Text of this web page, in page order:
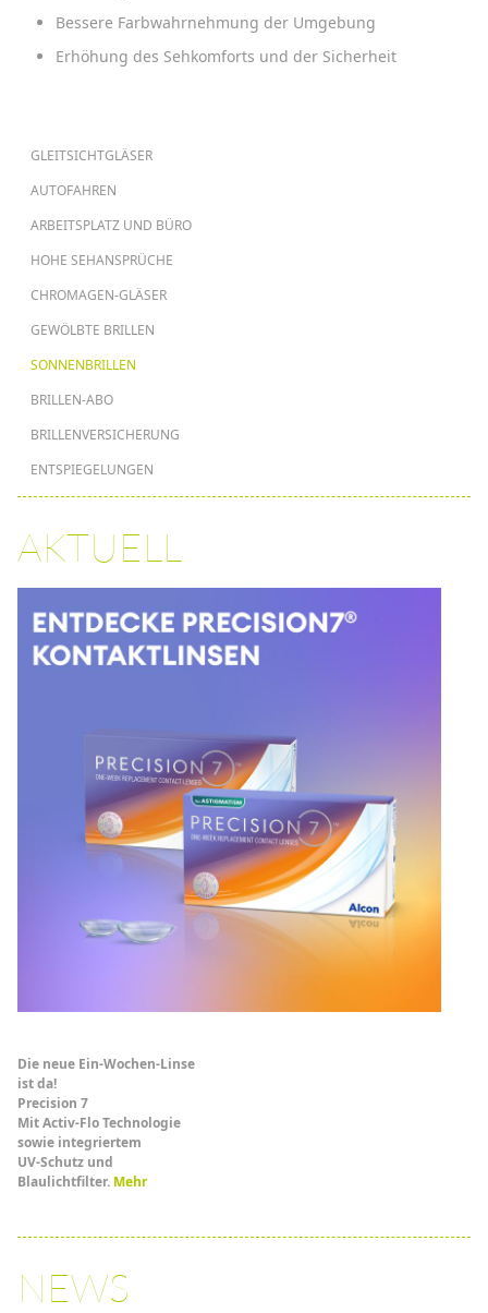
Bessere Farbwahrnehmung der Umgebung
Erhöhung des Sehkomforts und der Sicherheit
HAUPTNAVIGATION
GLEITSICHTGLÄSER
AUTOFAHREN
ARBEITSPLATZ UND BÜRO
HOHE SEHANSPRÜCHE
CHROMAGEN-GLÄSER
GEWÖLBTE BRILLEN
SONNENBRILLEN
BRILLEN-ABO
BRILLENVERSICHERUNG
ENTSPIEGELUNGEN
AKTUELL
Die neue Ein-Wochen-Linse
ist da!
Precision 7
Mit Activ-Flo Technologie
sowie integriertem
UV-Schutz und
Blaulichtfilter. Mehr
NEWS